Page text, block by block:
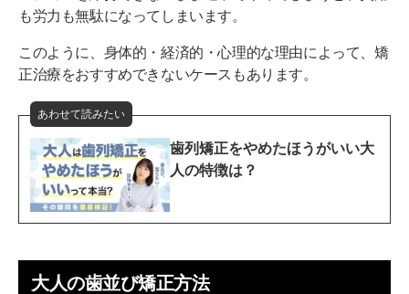
も労力も無駄になってしまいます。
このように、身体的・経済的・心理的な理由によって、矯
正治療をおすすめできないケースもあります。
あわせて読みたい
歯列矯正をやめたほうがいい大
人の特徴は？
大人の歯並び矯正方法